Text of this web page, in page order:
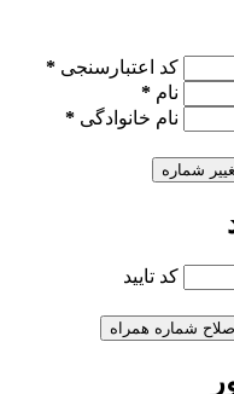
کد اعتبارسنجی *
نام *
نام خانوادگی *
شماره
کد تایید
اصلاح شماره همراه